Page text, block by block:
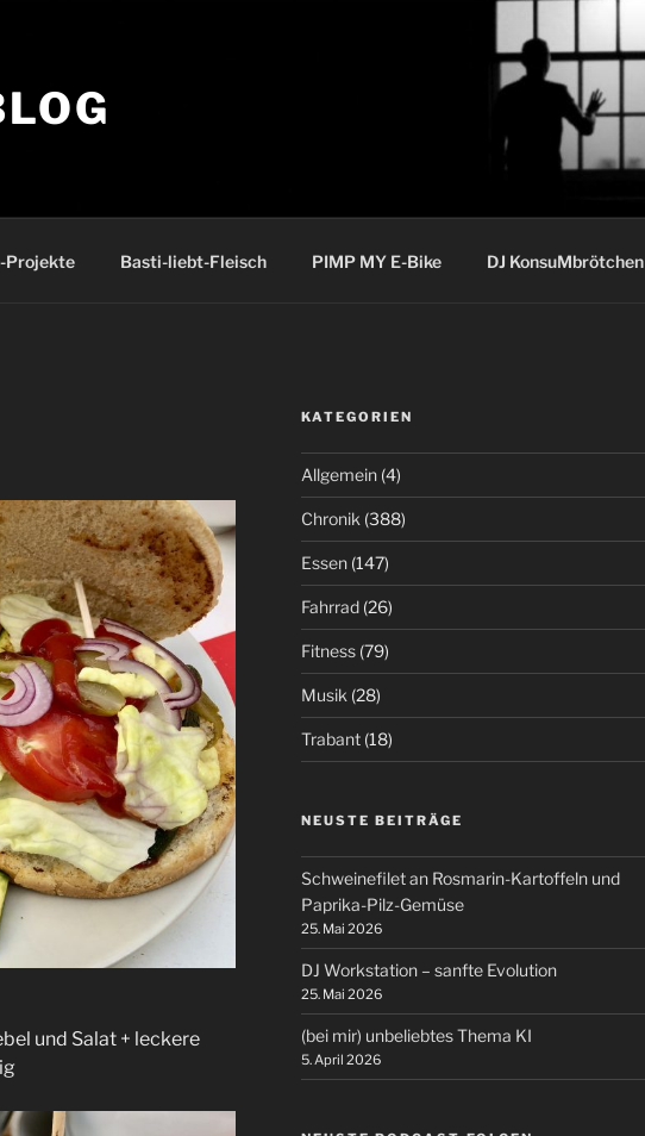
Projekte Basti-liebt-Fleisch PIMP MY E-Bike DJ KonsuMbrötchen
und Salat + leckere
KATEGORIEN
Allgemein(4)
Chronik (388)
Essen(147)
Fahrrad(26)
Fitness(79)
Musik (28)
Trabant(18)
NEUSTE BEITRÄGE
Schweinefilet an Rosmarin-Kartoffeln und
Paprika-Pilz-Gemüse
25. Mai 2026
DJ Workstation – sanfte Evolution
25. Mai 2026
(bei mir) unbeliebtes Thema KI
5. April 2026